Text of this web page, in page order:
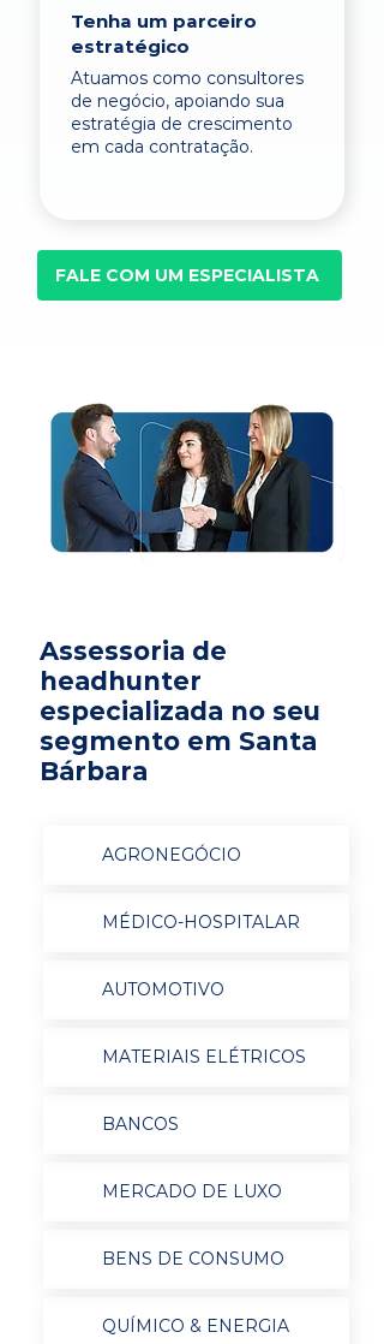
Tenha um parceiro
estratégico
Atuamos como consultores
de negócio, apoiando sua
estratégia de crescimento
em cada contratação.
FALE COM UM ESPECIALISTA
Assessoria de
headhunter
especializada no seu
segmento em Santa
Bárbara
AGRONEGÓCIO
MÉDICO-HOSPITALAR
AUTOMOTIVO
MATERIAIS ELÉTRICOS
BANCOS
MERCADO DE LUXO
BENS DE CONSUMO
QUÍMICO & ENERGIA